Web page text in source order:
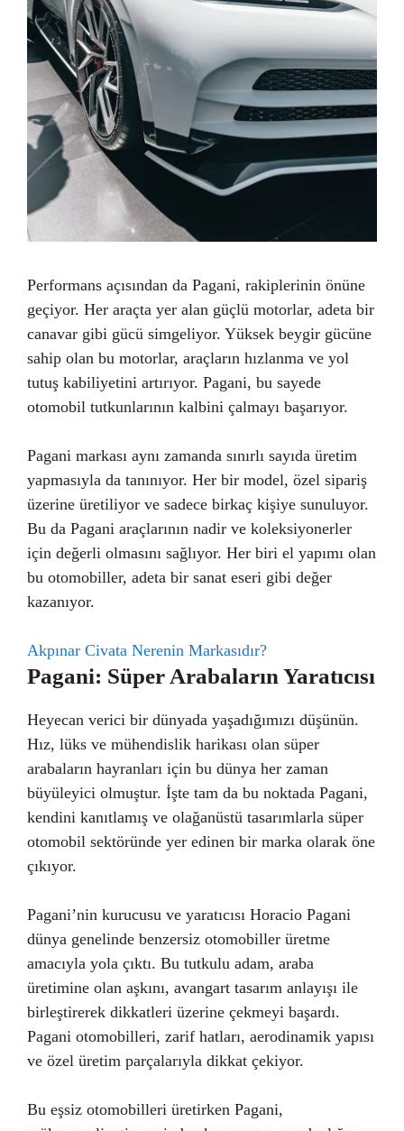
Performans açısından da Pagani, rakiplerinin önüne
geçiyor. Her araçta yer alan güçlü motorlar, adeta bir
canavar gibi gücü simgeliyor. Yüksek beygir gücüne
sahip olan bu motorlar, araçların hızlanma ve yol
tutuş kabiliyetini artırıyor. Pagani, bu sayede
otomobil tutkunlarının kalbini çalmayı başarıyor.
Pagani markası aynı zamanda sınırlı sayıda üretim
yapmasıyla da tanınıyor. Her bir model, özel sipariş
üzerine üretiliyor ve sadece birkaç kişiye sunuluyor.
Bu da Pagani araçlarının nadir ve koleksiyonerler
için değerli olmasını sağlıyor. Her biri el yapımı olan
bu otomobiller, adeta bir sanat eseri gibi değer
kazanıyor.
Akpınar Civata Nerenin Markasıdır?
Pagani: Süper Arabaların Yaratıcısı
Heyecan verici bir dünyada yaşadığımızı düşünün.
Hız, lüks ve mühendislik harikası olan süper
arabaların hayranları için bu dünya her zaman
büyüleyici olmuştur. İşte tam da bu noktada Pagani,
kendini kanıtlamış ve olağanüstü tasarımlarla süper
otomobil sektöründe yer edinen bir marka olarak öne
çıkıyor.
Pagani’nin kurucusu ve yaratıcısı Horacio Pagani
dünya genelinde benzersiz otomobiller üretme
amacıyla yola çıktı. Bu tutkulu adam, araba
üretimine olan aşkını, avangart tasarım anlayışı ile
birleştirerek dikkatleri üzerine çekmeyi başardı.
Pagani otomobilleri, zarif hatları, aerodinamik yapısı
ve özel üretim parçalarıyla dikkat çekiyor.
Bu eşsiz otomobilleri üretirken Pagani,